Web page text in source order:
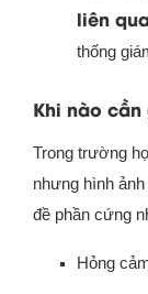
liên
thống
Khi nào
Trong trường
nhưng hình
đề phần cứng
Hỏng